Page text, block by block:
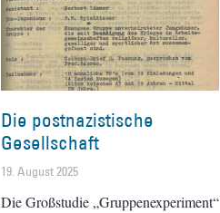
Die postnazistische
Gesellschaft
19. August 2025
Die Großstudie „Gruppenexperiment“